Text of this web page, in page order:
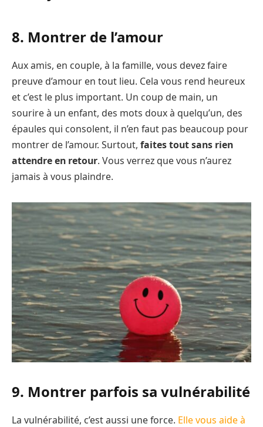
8. Montrer de l’amour
Aux amis, en couple, à la famille, vous devez faire
preuve d’amour en tout lieu. Cela vous rend heureux
et c’est le plus important. Un coup de main, un
sourire à un enfant, des mots doux à quelqu’un, des
épaules qui consolent, il n’en faut pas beaucoup pour
montrer de l’amour. Surtout, faites tout sans rien
attendre en retour. Vous verrez que vous n’aurez
jamais à vous plaindre.
9. Montrer parfois sa vulnérabilité
La vulnérabilité, c’est aussi une force. Elle vous aide à